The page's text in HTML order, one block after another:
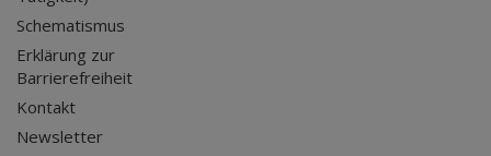
Schematismus
Erklärung zur
Barrierefreiheit
Kontakt
Newsletter